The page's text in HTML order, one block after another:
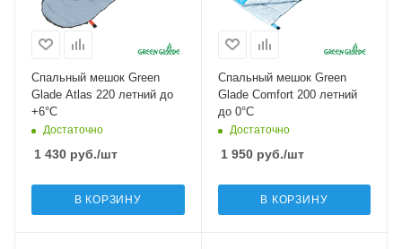
Спальный мешок Green
Glade Atlas 220 летний до
+6°C
Достаточно
1 430 руб./шт
В КОРЗИНУ
Спальный мешок Green
Glade Comfort 200 летний
до 0°C
Достаточно
1 950руб./шт
В КОРЗИНУ